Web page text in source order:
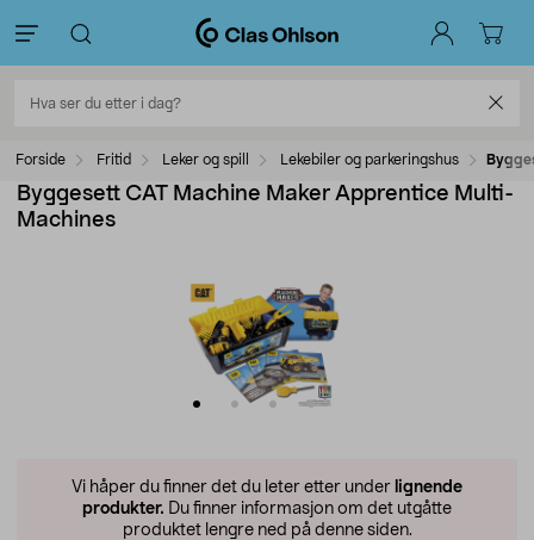
Forside Fritid Leker og spill Lekebiler og parkeringshus
Byggesett CAT Machine Maker Apprentice Multi-
Machines
Vi håper du finner det du leter etter under lignende
produkter. Du finner informasjon om det utgåtte
produktet lengre ned på denne siden.